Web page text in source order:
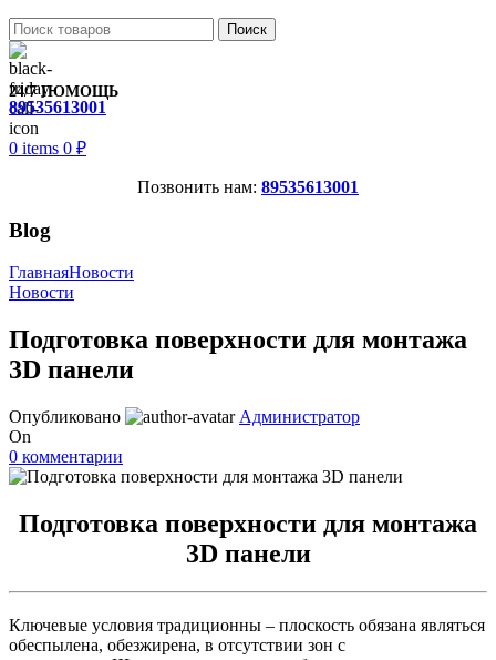
Поиск
24/7 ПОМОЩЬ
89535613001
0 items 0 ₽
Позвонить нам: 89535613001
Blog
ГлавнаяНовости
Новости
Подготовка поверхности для монтажа
3D панели
Опубликовано
Администратор
On
0 комментарии
Подготовка поверхности для монтажа
3D панели
Ключевые условия традиционны – плоскость обязана являться
обеспылена, обезжирена, в отсутствии зон с